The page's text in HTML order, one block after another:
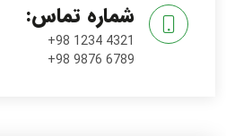
شماره تماس:
+98 1234 4321
+98 9876 6789